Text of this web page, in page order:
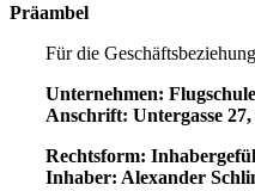
Präambel
Für die
Unternehmen:
Anschrift: Untergasse
Rechtsform:
Inhaber: Alexander